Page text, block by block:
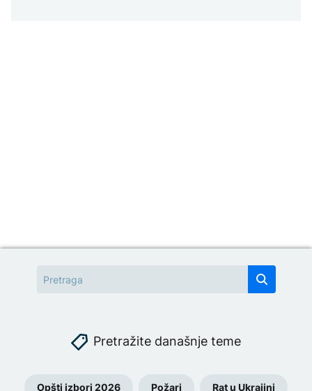
Pretražite današnje teme
Opšti izbori 2026 Požari Rat u Ukrajini